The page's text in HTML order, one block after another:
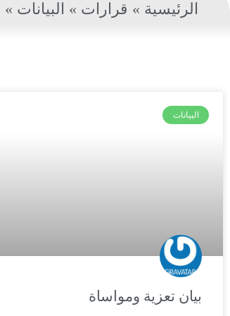
الرئيسية » قرارات » البيانات »
البيانات
بيان تعزية ومواساة